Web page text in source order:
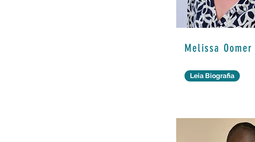
Melissa Oomer
Leia Biografia